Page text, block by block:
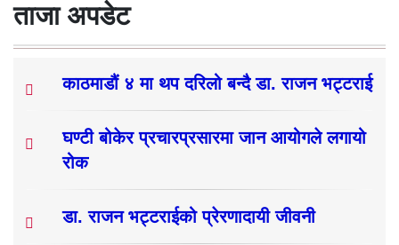
ताजा अपडेट
काठमाडौं ४ मा थप दरिलो बन्दै डा. राजन भट्टराई
घण्टी बोकेर प्रचारप्रसारमा जान आयोगले लगायो
रोक
डा. राजन भट्टराईको प्रेरणादायी जीवनी